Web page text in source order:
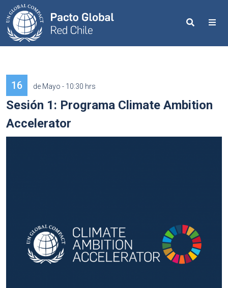
Search
16 de Mayo - 10:30 hrs
Sesión 1: Programa Climate Ambition
Accelerator